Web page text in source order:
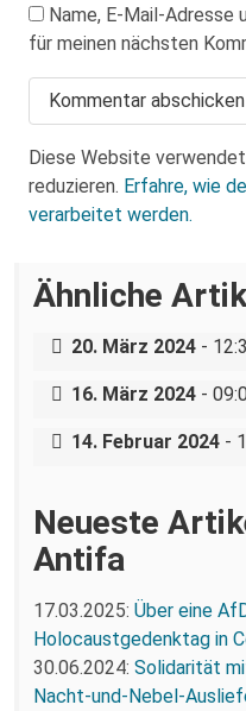
Name, E-Mail-Adresse
für meinen nächsten
Diese Website
reduzieren. Erfahre, wie
verarbeitet werden.
Ähnliche
„Ein Krankenhaus,
20. März 2024 -
Gericht
16. März 2024 -
11. Februar 2024:
14. Februar 2024 -
Neueste
Antifa
17.03.2025: Über eine
Holocaustgedenktag in
30.06.2024: Solidarität
Nacht-und-Nebel-